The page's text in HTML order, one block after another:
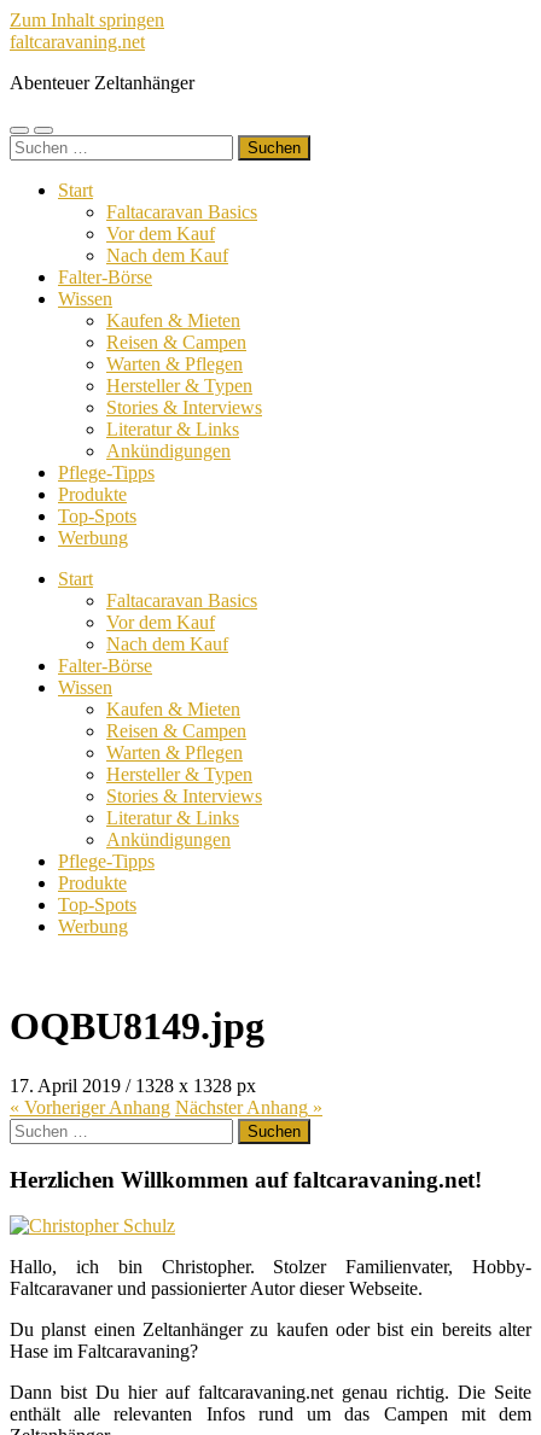
Zum Inhalt springen
faltcaravaning.net
Abenteuer Zeltanhänger
Mobile-
Menü
Suchfeld
ein-/ausblenden
Suchen
nach:
Start
Faltacaravan Basics
Vor dem Kauf
Nach dem Kauf
Falter-Börse
Wissen
Kaufen & Mieten
Reisen & Campen
Warten & Pflegen
Hersteller & Typen
Stories & Interviews
Literatur & Links
Ankündigungen
Pflege-Tipps
Produkte
Top-Spots
Werbung
Start
Faltacaravan Basics
Vor dem Kauf
Nach dem Kauf
Falter-Börse
Wissen
Kaufen & Mieten
Reisen & Campen
Warten & Pflegen
Hersteller & Typen
Stories & Interviews
Literatur & Links
Ankündigungen
Pflege-Tipps
Produkte
Top-Spots
Werbung
OQBU8149.jpg
17. April 2019 / 1328 x 1328 px
« VorherigerAnhang NächsterAnhang »
Suchen
nach:
Herzlichen Willkommen auf faltcaravaning.net!
Hallo, ich bin Christopher. Stolzer Familienvater, Hobby-
Faltcaravaner und passionierter Autor dieser Webseite.
Du planst einen Zeltanhänger zu kaufen oder bist ein bereits alter
Hase im Faltcaravaning?
Dann bist Du hier auf faltcaravaning.net genau richtig. Die Seite
enthält alle relevanten Infos rund um das Campen mit dem